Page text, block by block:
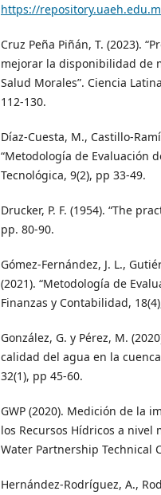
https://
Cruz Peña Piñán, T. (2023).
mejorar la disponibilidad de
Salud Morales”. Ciencia
112-130.
Díaz-Cuesta, M., Castillo-
“Metodología de Evaluación
Tecnológica, 9(2), pp 33-49.
Drucker, P. F. (1954). “The
pp. 80-90.
Gómez-Fernández, J. L.,
(2021). “Metodología de
Finanzas y Contabilidad,
González, G. y Pérez, M.
calidad del agua en la
32(1), pp 45-60.
GWP (2020). Medición de la
los Recursos Hídricos a
Water Partnership Technical
Hernández-Rodríguez, A.,